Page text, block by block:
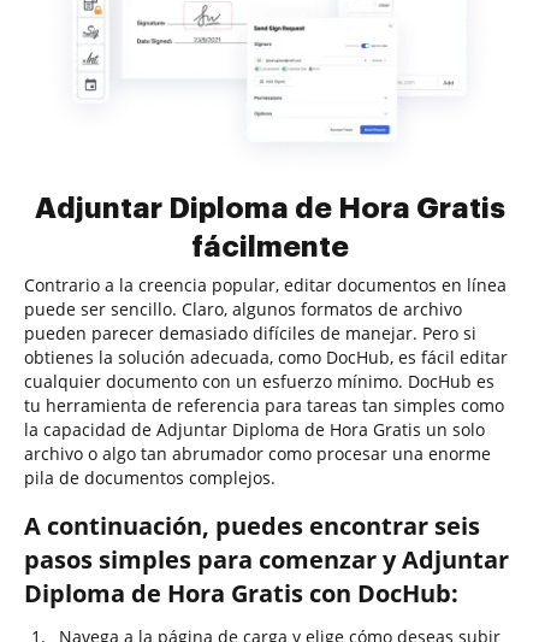
Adjuntar Diploma de Hora Gratis
fácilmente
Contrario a la creencia popular, editar documentos en línea
puede ser sencillo. Claro, algunos formatos de archivo
pueden parecer demasiado difíciles de manejar. Pero si
obtienes la solución adecuada, como DocHub, es fácil editar
cualquier documento con un esfuerzo mínimo. DocHub es
tu herramienta de referencia para tareas tan simples como
la capacidad de Adjuntar Diploma de Hora Gratis un solo
archivo o algo tan abrumador como procesar una enorme
pila de documentos complejos.
A continuación, puedes encontrar seis
pasos simples para comenzar y Adjuntar
Diploma de Hora Gratis con DocHub:
Navega a la página de carga y elige cómo deseas subir